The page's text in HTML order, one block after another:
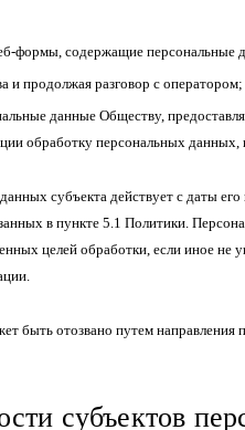
формы, содержащие персональные
и продолжая разговор с
данные Обществу,
обработку персональных
субъекта действует с даты
в пункте 5.1 Политики.
целей обработки, если иное не
быть отозвано путем направления
субъектов